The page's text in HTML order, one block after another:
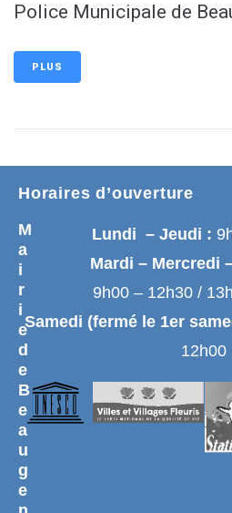
Police Municipale de
PLUS
M
a
i
r
i
e
d
e
B
e
a
u
g
e
Horaires d’ouverture
Lundi – Jeudi :
Mardi – Mercredi
9h00 – 12h30 /
Samedi (fermé le 1er
12h00